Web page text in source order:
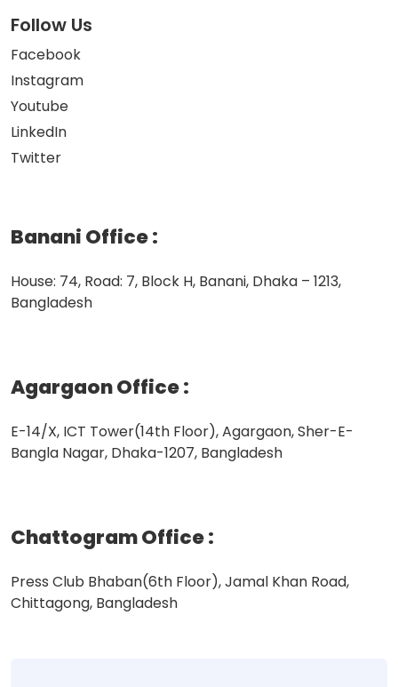
Follow Us
Facebook
Instagram
Youtube
LinkedIn
Twitter
Banani Office:
House: 74, Road: 7, Block H, Banani, Dhaka – 1213,
Bangladesh
Agargaon Office:
E-14/X, ICT Tower(14th Floor), Agargaon, Sher-E-
Bangla Nagar, Dhaka-1207, Bangladesh
Chattogram Office:
Press Club Bhaban(6th Floor), Jamal Khan Road,
Chittagong, Bangladesh